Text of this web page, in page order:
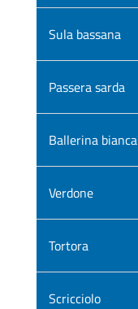
Sula bassana
Passera sarda
Ballerina bianca
Verdone
Tortora
Scricciolo